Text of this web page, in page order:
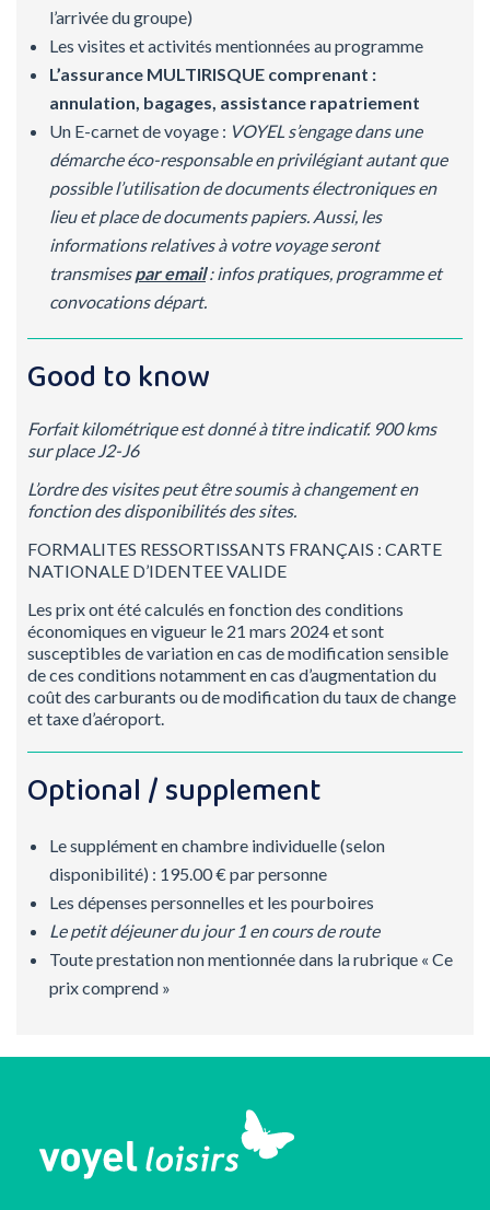
l’arrivée du groupe)
Les visites et activités mentionnées au programme
L’assurance MULTIRISQUE comprenant :
annulation, bagages, assistance rapatriement
Un E-carnet de voyage : VOYEL s’engage dans une
démarche éco-responsable en privilégiant autant que
possible l’utilisation de documents électroniques en
lieu et place de documents papiers. Aussi, les
informations relatives à votre voyage seront
transmisespar email: infos pratiques, programme et
convocations départ.
Good to know
Forfait kilométrique est donné à titre indicatif. 900 kms
sur place J2-J6
L’ordre des visites peut être soumis à changement en
fonction des disponibilités des sites.
FORMALITES RESSORTISSANTS FRANÇAIS : CARTE
NATIONALE D’IDENTEE VALIDE
Les prix ont été calculés en fonction des conditions
économiques en vigueur le 21 mars 2024 et sont
susceptibles de variation en cas de modification sensible
de ces conditions notamment en cas d’augmentation du
coût des carburants ou de modification du taux de change
et taxe d’aéroport.
Optional / supplement
Le supplément en chambre individuelle (selon
disponibilité) : 195.00 € par personne
Les dépenses personnelles et les pourboires
Le petit déjeuner du jour 1 en cours de route
Toute prestation non mentionnée dans la rubrique « Ce
prix comprend »